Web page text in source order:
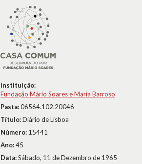
Instituição:
Fundação Mário Soares e Maria Barroso
Pasta:06564.102.20046
Título:Diário de Lisboa
Número: 15441
Ano:45
Data:Sábado, 11 de Dezembro de 1965